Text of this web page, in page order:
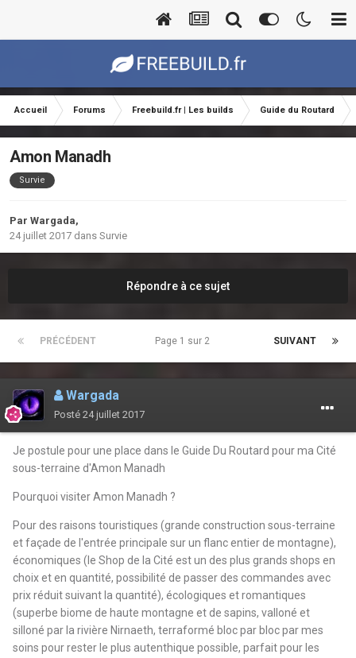
Accueil Forums Freebuild.fr | Les builds Guide du Routard
Amon Manadh
Survie
Par Wargada,
24 juillet 2017 dans Survie
Répondre à ce sujet
PRÉCÉDENT SUIVANT
Page 1 sur 2
Wargada
Posté 24 juillet 2017
Je postule pour une place dans le Guide Du Routard pour ma Cité
sous-terraine d'Amon Manadh
Pourquoi visiter Amon Manadh ?
Pour des raisons touristiques (grande construction sous-terraine
et façade de l'entrée principale sur un flanc entier de montagne),
économiques (le Shop de la Cité est un des plus grands shops en
choix et en quantité, possibilité de passer des commandes avec
prix réduit suivant la quantité), écologiques et romantiques
(superbe biome de haute montagne et de sapins, valloné et
silloné par la rivière Nirnaeth, terraformé bloc par bloc par mes
soins pour rester le plus autenthique possible, parfait pour les